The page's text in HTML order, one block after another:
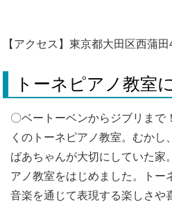
【アクセス】東京都大田区西蒲田
トーネピアノ教室
〇ベートーベンからジブリまで
くのトーネピアノ教室。むか
ばあちゃんが大切にしていた
アノ教室をはじめました。トー
音楽を通じて表現する楽しさ